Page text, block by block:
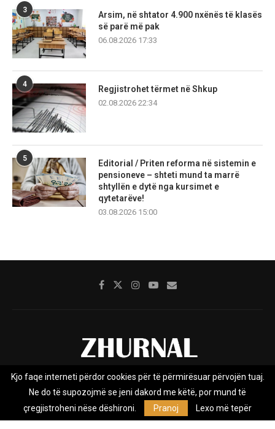
3
Arsim, në shtator 4.900 nxënës të klasës
së parë më pak
06.08.2026 17:33
4
Regjistrohet tërmet në Shkup
02.08.2026 22:34
5
Editorial / Priten reforma në sistemin e
pensioneve – shteti mund ta marrë
shtyllën e dytë nga kursimet e
qytetarëve!
03.08.2026 15:00
Rreth nesh Impresumi Marketing
Privacy Policy
Zhurnal.mk është Agjenci e Lajmeve e pavarur, e themeluar në vitin
Kjo faqe interneti përdor cookies për të përmirësuar përvojën tuaj.
Ne do të supozojmë se jeni dakord me këtë, por mund të
çregjistroheni nëse dëshironi.
Pranoj Lexo më tepër